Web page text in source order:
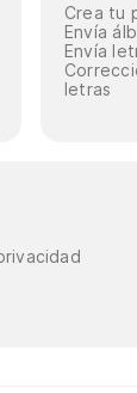
Crea tu
Envía
Envía
letras